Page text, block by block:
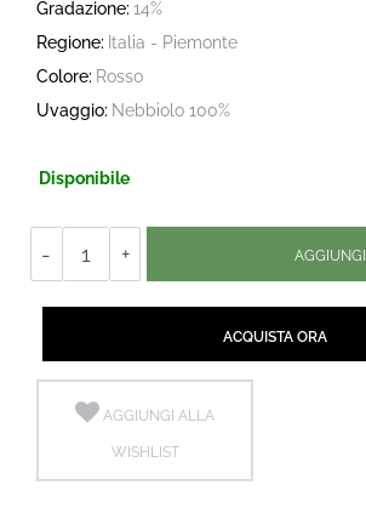
Gradazione: 14%
Regione: Italia - Piemonte
Colore: Rosso
Uvaggio: Nebbiolo 100%
Disponibile
AGGIUNGI
ACQUISTA ORA
AGGIUNGI ALLA
WISHLIST